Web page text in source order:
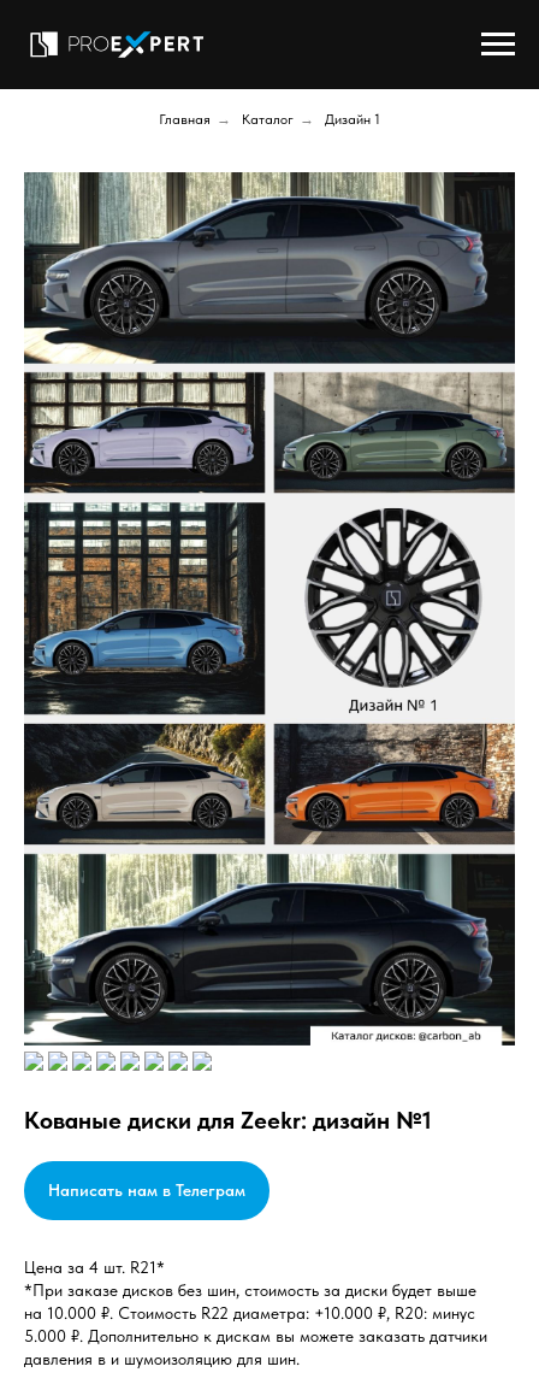
Главная → Каталог → Дизайн 1
Кованые диски для Zeekr: дизайн №1
Написать нам в Телеграм
Цена за 4 шт. R21*
*При заказе дисков без шин, стоимость за диски будет выше
на 10.000 ₽. Стоимость R22 диаметра: +10.000 ₽, R20: минус
5.000 ₽. Дополнительно к дискам вы можете заказать датчики
давления в и шумоизоляцию для шин.